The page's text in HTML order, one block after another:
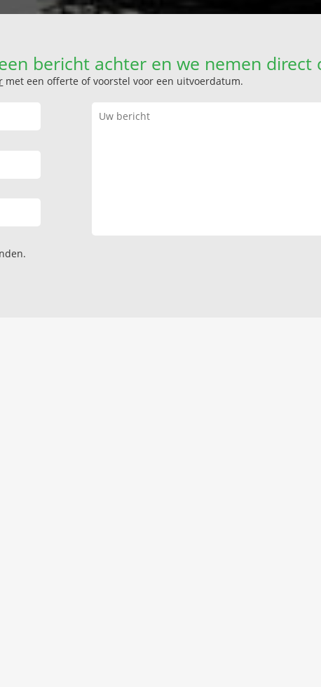
bericht achter en we nemen direct
met een offerte of voorstel voor een uitvoerdatum.